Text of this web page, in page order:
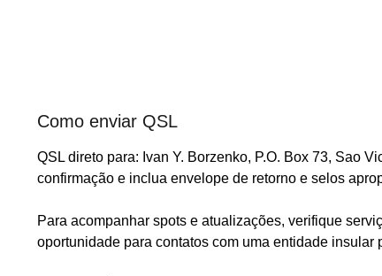
Como enviar QSL
QSL direto para: Ivan Y. Borzenko, P.O. Box 73, Sao
confirmação e inclua envelope de retorno e selos
Para acompanhar spots e atualizações, verifique
oportunidade para contatos com uma entidade